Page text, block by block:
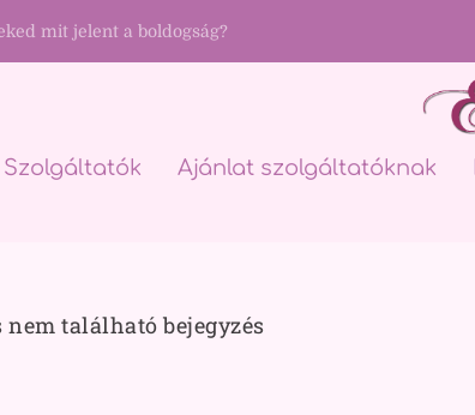
mit jelent a boldogság?
Szolgáltatók Ajánlat szolgáltatóknak
nem található bejegyzés